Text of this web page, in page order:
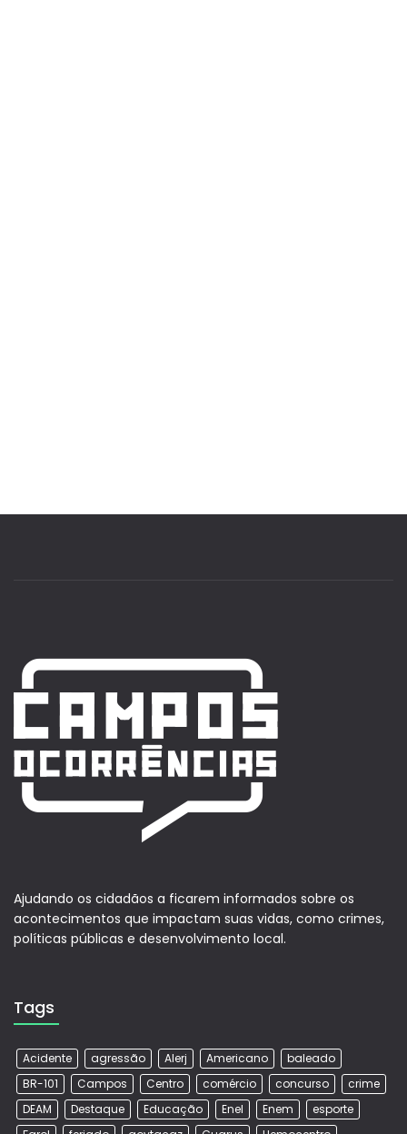
Ajudando os cidadãos a ficarem informados sobre os
acontecimentos que impactam suas vidas, como crimes,
políticas públicas e desenvolvimento local.
Tags
Acidente agressão Alerj Americano
baleado
BR-101
Campos Centro comércio concurso
crime
DEAM
Destaque Educação Enel Enem
esporte